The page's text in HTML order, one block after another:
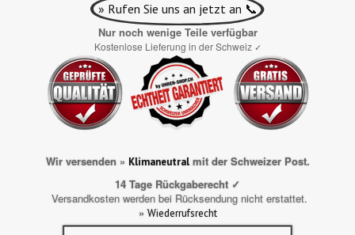
» Rufen Sie uns an jetzt an 📞
Nur noch wenige Teile verfügbar
Kostenlose Lieferung in der Schweiz ✓
Wir versenden » Klimaneutralmit der Schweizer Post.
14 Tage Rückgaberecht ✓
Versandkosten werden bei Rücksendung nicht erstattet.
» Wiederrufsrecht